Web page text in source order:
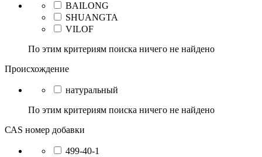
BAILONG
SHUANGTA
VILOF
По этим критериям поиска ничего не найдено
Происхождение
натуральный
По этим критериям поиска ничего не найдено
САS номер добавки
499-40-1